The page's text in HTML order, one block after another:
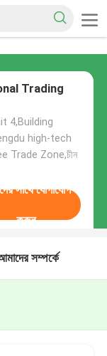
Trading
4,Building
high-tech
Trade Zone,চীন
সাথে যোগাযোগ
করুন
সম্পর্কে